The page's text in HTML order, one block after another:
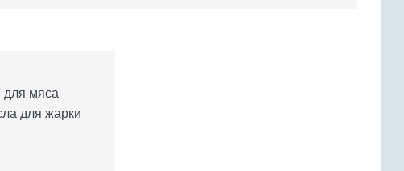
для мяса
для жарки